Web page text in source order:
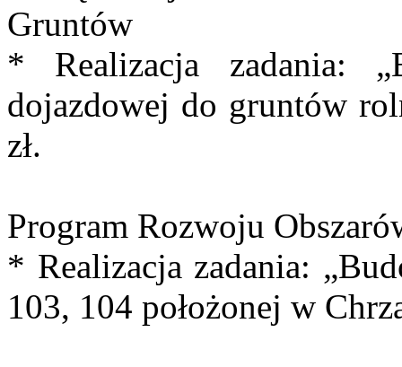
Gruntów
* Realizacja zadania:
dojazdowej do gruntów
zł.
Program Rozwoju
* Realizacja zadania:
103, 104 położonej w